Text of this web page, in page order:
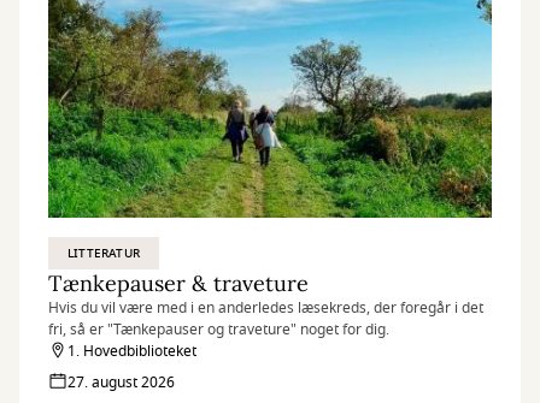
LITTERATUR
Tænkepauser & traveture
Hvis du vil være med i en anderledes læsekreds, der foregår i det
fri, så er "Tænkepauser og traveture" noget for dig.
1. Hovedbiblioteket
27. august 2026